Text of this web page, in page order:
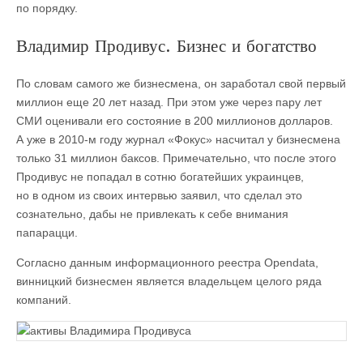
по порядку.
Владимир Продивус. Бизнес и богатство
По словам самого же бизнесмена, он заработал свой первый
миллион еще 20 лет назад. При этом уже через пару лет
СМИ оценивали его состояние в 200 миллионов долларов.
А уже в 2010-м году журнал «Фокус» насчитал у бизнесмена
только 31 миллион баксов. Примечательно, что после этого
Продивус не попадал в сотню богатейших украинцев,
но в одном из своих интервью заявил, что сделал это
сознательно, дабы не привлекать к себе внимания
папарацци.
Согласно данным информационного реестра Opendata,
винницкий бизнесмен является владельцем целого ряда
компаний.